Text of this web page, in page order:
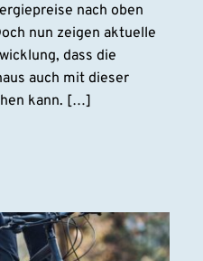
nach oben
nun zeigen aktuelle
dass die
auch mit dieser
kann. […]